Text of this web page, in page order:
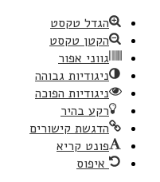
הגדל טקסט
הקטן טקסט
גווני אפור
ניגודיות גבוהה
ניגודיות הפוכה
רקע בהיר
הדגשת קישורים
פונט קריא
איפוס